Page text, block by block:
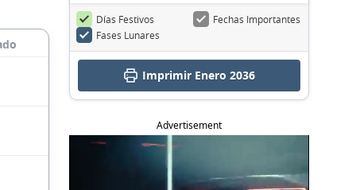
Días Festivos
Fechas Importantes
Fases Lunares
Imprimir Enero 2036
Advertisement